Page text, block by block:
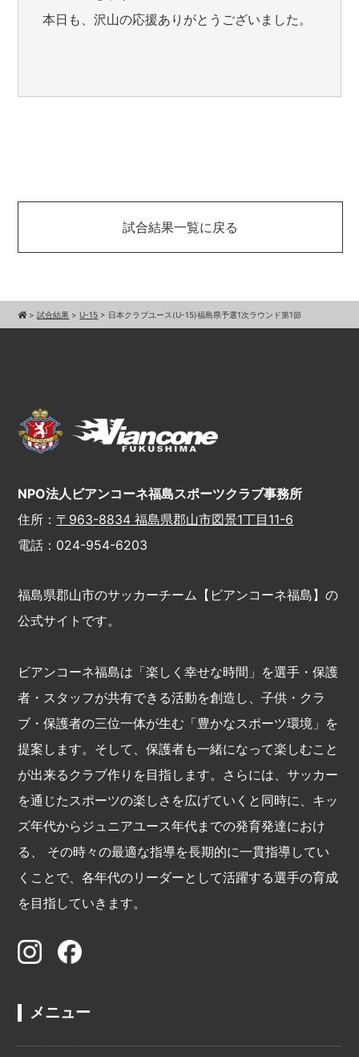
本日も、沢山の応援ありがとうございました。
試合結果一覧に戻る
>試合結果 > U-15 > 日本クラブユース(U-15)福島県予選1次ラウンド第1節
NPO法人ビアンコーネ福島スポーツクラブ事務所
住所： 〒963-8834 福島県郡山市図景1丁目11-6
電話：024-954-6203
福島県郡山市のサッカーチーム【ビアンコーネ福島】の
公式サイトです。
ビアンコーネ福島は「楽しく幸せな時間」を選手・保護
者・スタッフが共有できる活動を創造し、子供・クラ
ブ・保護者の三位一体が生む「豊かなスポーツ環境」を
提案します。そして、保護者も一緒になって楽しむこと
が出来るクラブ作りを目指します。さらには、サッカー
を通じたスポーツの楽しさを広げていくと同時に、キッ
ズ年代からジュニアユース年代までの発育発達におけ
る、 その時々の最適な指導を長期的に一貫指導してい
くことで、各年代のリーダーとして活躍する選手の育成
を目指していきます。
メニュー